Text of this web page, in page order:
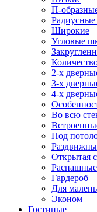
П-
Широкие
Угловые
2-х
3-х
4-х
Во всю
Под
Открытая
Распашные
Гардероб
Для
Эконом
Гостиные